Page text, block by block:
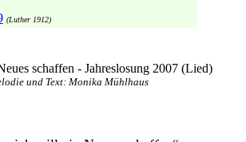
(Luther 1912)
und Text: Monika Mühlhaus